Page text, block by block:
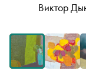
Виктор